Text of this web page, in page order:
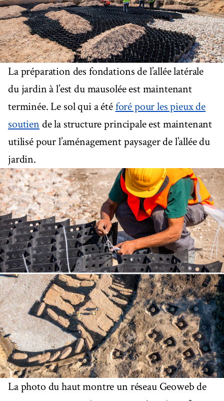
La préparation des fondations de l’allée latérale
du jardin à l’est du mausolée est maintenant
terminée. Le sol qui a étéforé pour les pieux de
soutien de la structure principale est maintenant
utilisé pour l’aménagement paysager de l’allée du
jardin.
La photo du haut montre un réseau Geoweb de